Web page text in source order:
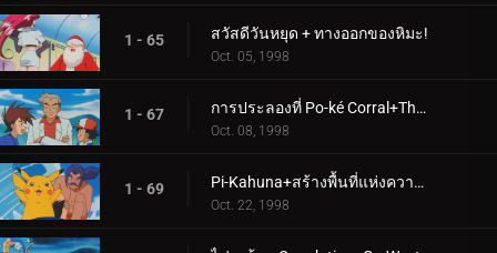
1 - 65 สวัสดีวันหยุด + ทางออกของหิมะ!
Oct. 05, 1998
1 - 67 การประลองที่ Po-ké Corral+The Evolution Solution
Oct. 08, 1998
1 - 69 Pi-Kahuna+สร้างพื้นที่แห่งความเศร้าโศก
Oct. 22, 1998